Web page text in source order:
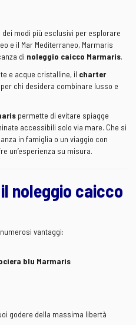
dei modi più esclusivi per esplorare
e il Mar Mediterraneo, Marmaris
di noleggio caicco Marmaris.
e acque cristalline, il charter
chi desidera combinare lusso e
permette di evitare spiagge
accessibili solo via mare. Che si
in famiglia o un viaggio con
un’esperienza su misura.
noleggio caicco
vantaggi:
blu Marmaris
godere della massima libertà